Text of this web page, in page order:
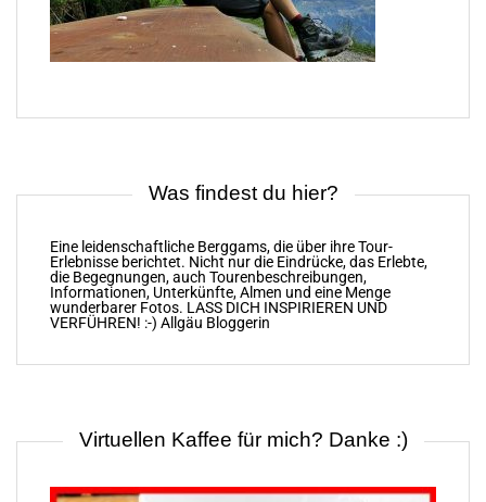
Was findest du hier?
Eine leidenschaftliche Berggams, die über ihre Tour-
Erlebnisse berichtet. Nicht nur die Eindrücke, das Erlebte,
die Begegnungen, auch Tourenbeschreibungen,
Informationen, Unterkünfte, Almen und eine Menge
wunderbarer Fotos. LASS DICH INSPIRIEREN UND
VERFÜHREN! :-) Allgäu Bloggerin
Virtuellen Kaffee für mich? Danke :)